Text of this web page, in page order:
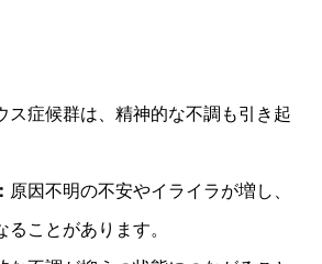
ス症候群は、精神的な不調も引き起
原因不明の不安やイライラが増し、
ことがあります。